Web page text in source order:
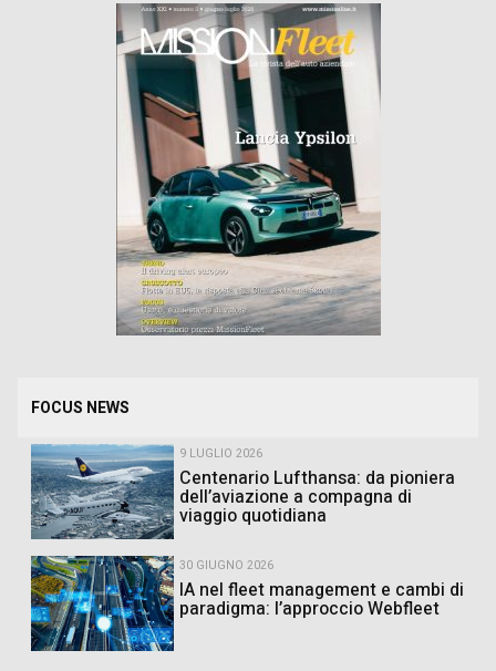
FOCUS NEWS
9 LUGLIO 2026
Centenario Lufthansa: da pioniera
dell’aviazione a compagna di
viaggio quotidiana
30 GIUGNO 2026
IA nel fleet management e cambi di
paradigma: l’approccio Webfleet